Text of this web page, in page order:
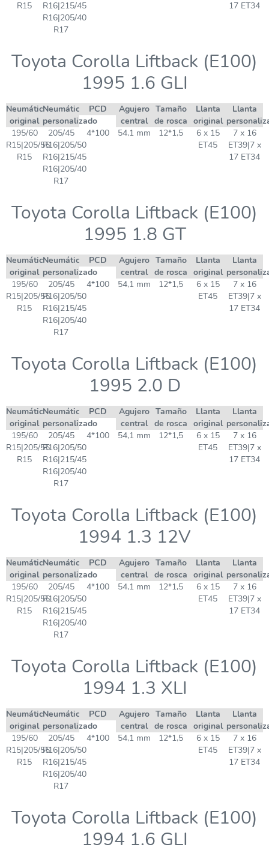
R15
R16|215/45
R16|205/40
R17
17 ET34
Toyota Corolla Liftback (E100)
1995 1.6 GLI
Neumático
original
Neumático
personalizado
PCD
Agujero
central
Tamaño
de rosca
Llanta
original
Llanta
195/60
R15|205/55
R15
205/45
R16|205/50
R16|215/45
R16|205/40
R17
4*100 54,1 mm 12*1,5
6 x 15
ET45
7 x 16
ET39|7 x
17 ET34
Toyota Corolla Liftback (E100)
1995 1.8 GT
Neumático
original
Neumático
personalizado
PCD
Agujero
central
Tamaño
de rosca
Llanta
original
Llanta
195/60
R15|205/55
R15
205/45
R16|205/50
R16|215/45
R16|205/40
R17
4*100 54,1 mm 12*1,5
6 x 15
ET45
7 x 16
ET39|7 x
17 ET34
Toyota Corolla Liftback (E100)
1995 2.0 D
Neumático
original
Neumático
personalizado
PCD
Agujero
central
Tamaño
de rosca
Llanta
original
Llanta
195/60
R15|205/55
R15
205/45
R16|205/50
R16|215/45
R16|205/40
R17
4*100 54,1 mm 12*1,5
6 x 15
ET45
7 x 16
ET39|7 x
17 ET34
Toyota Corolla Liftback (E100)
1994 1.3 12V
Neumático
original
Neumático
personalizado
PCD
Agujero
central
Tamaño
de rosca
Llanta
original
Llanta
195/60
R15|205/55
R15
205/45
R16|205/50
R16|215/45
R16|205/40
R17
4*100 54,1 mm 12*1,5
6 x 15
ET45
7 x 16
ET39|7 x
17 ET34
Toyota Corolla Liftback (E100)
1994 1.3 XLI
Neumático
original
Neumático
personalizado
PCD
Agujero
central
Tamaño
de rosca
Llanta
original
Llanta
195/60
R15|205/55
R15
205/45
R16|205/50
R16|215/45
R16|205/40
R17
4*100 54,1 mm 12*1,5
6 x 15
ET45
7 x 16
ET39|7 x
17 ET34
Toyota Corolla Liftback (E100)
1994 1.6 GLI